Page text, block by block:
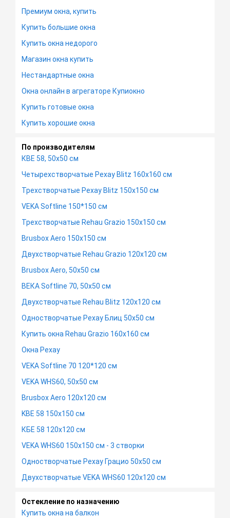
Премиум окна, купить
Купить большие окна
Купить окна недорого
Магазин окна купить
Нестандартные окна
Окна онлайн в агрегаторе Купиокно
Купить готовые окна
Купить хорошие окна
По производителям
КВЕ 58, 50х50 см
Четырехстворчатые Рехау Blitz 160х160 см
Трехстворчатые Рехау Blitz 150х150 см
VEKA Softline 150*150 см
Трехстворчатые Rehau Grazio 150х150 см
Brusbox Aero 150х150 см
Двухстворчатые Rehau Grazio 120х120 см
Brusbox Aero, 50х50 см
ВЕКА Softline 70, 50х50 см
Двухстворчатые Rehau Blitz 120х120 см
Одностворчатые Рехау Блиц 50х50 см
Купить окна Rehau Grazio 160х160 см
Окна Рехау
VEKA Softline 70 120*120 см
VEKA WHS60, 50х50 см
Brusbox Aero 120х120 см
KBE 58 150х150 см
КБЕ 58 120х120 см
VEKA WHS60 150х150 см - 3 створки
Одностворчатые Рехау Грацио 50х50 см
Двухстворчатые VEKA WHS60 120х120 см
Остекление по назначению
Купить окна на балкон